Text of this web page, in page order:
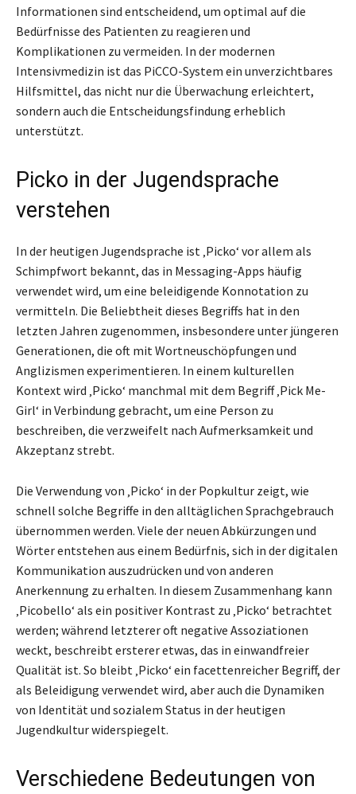
Informationen sind entscheidend, um optimal auf die
Bedürfnisse des Patienten zu reagieren und
Komplikationen zu vermeiden. In der modernen
Intensivmedizin ist das PiCCO-System ein unverzichtbares
Hilfsmittel, das nicht nur die Überwachung erleichtert,
sondern auch die Entscheidungsfindung erheblich
unterstützt.
Picko in der Jugendsprache
verstehen
In der heutigen Jugendsprache ist ‚Picko‘ vor allem als
Schimpfwort bekannt, das in Messaging-Apps häufig
verwendet wird, um eine beleidigende Konnotation zu
vermitteln. Die Beliebtheit dieses Begriffs hat in den
letzten Jahren zugenommen, insbesondere unter jüngeren
Generationen, die oft mit Wortneuschöpfungen und
Anglizismen experimentieren. In einem kulturellen
Kontext wird ‚Picko‘ manchmal mit dem Begriff ‚Pick Me-
Girl‘ in Verbindung gebracht, um eine Person zu
beschreiben, die verzweifelt nach Aufmerksamkeit und
Akzeptanz strebt.
Die Verwendung von ‚Picko‘ in der Popkultur zeigt, wie
schnell solche Begriffe in den alltäglichen Sprachgebrauch
übernommen werden. Viele der neuen Abkürzungen und
Wörter entstehen aus einem Bedürfnis, sich in der digitalen
Kommunikation auszudrücken und von anderen
Anerkennung zu erhalten. In diesem Zusammenhang kann
‚Picobello‘ als ein positiver Kontrast zu ‚Picko‘ betrachtet
werden; während letzterer oft negative Assoziationen
weckt, beschreibt ersterer etwas, das in einwandfreier
Qualität ist. So bleibt ‚Picko‘ ein facettenreicher Begriff, der
als Beleidigung verwendet wird, aber auch die Dynamiken
von Identität und sozialem Status in der heutigen
Jugendkultur widerspiegelt.
Verschiedene Bedeutungen von